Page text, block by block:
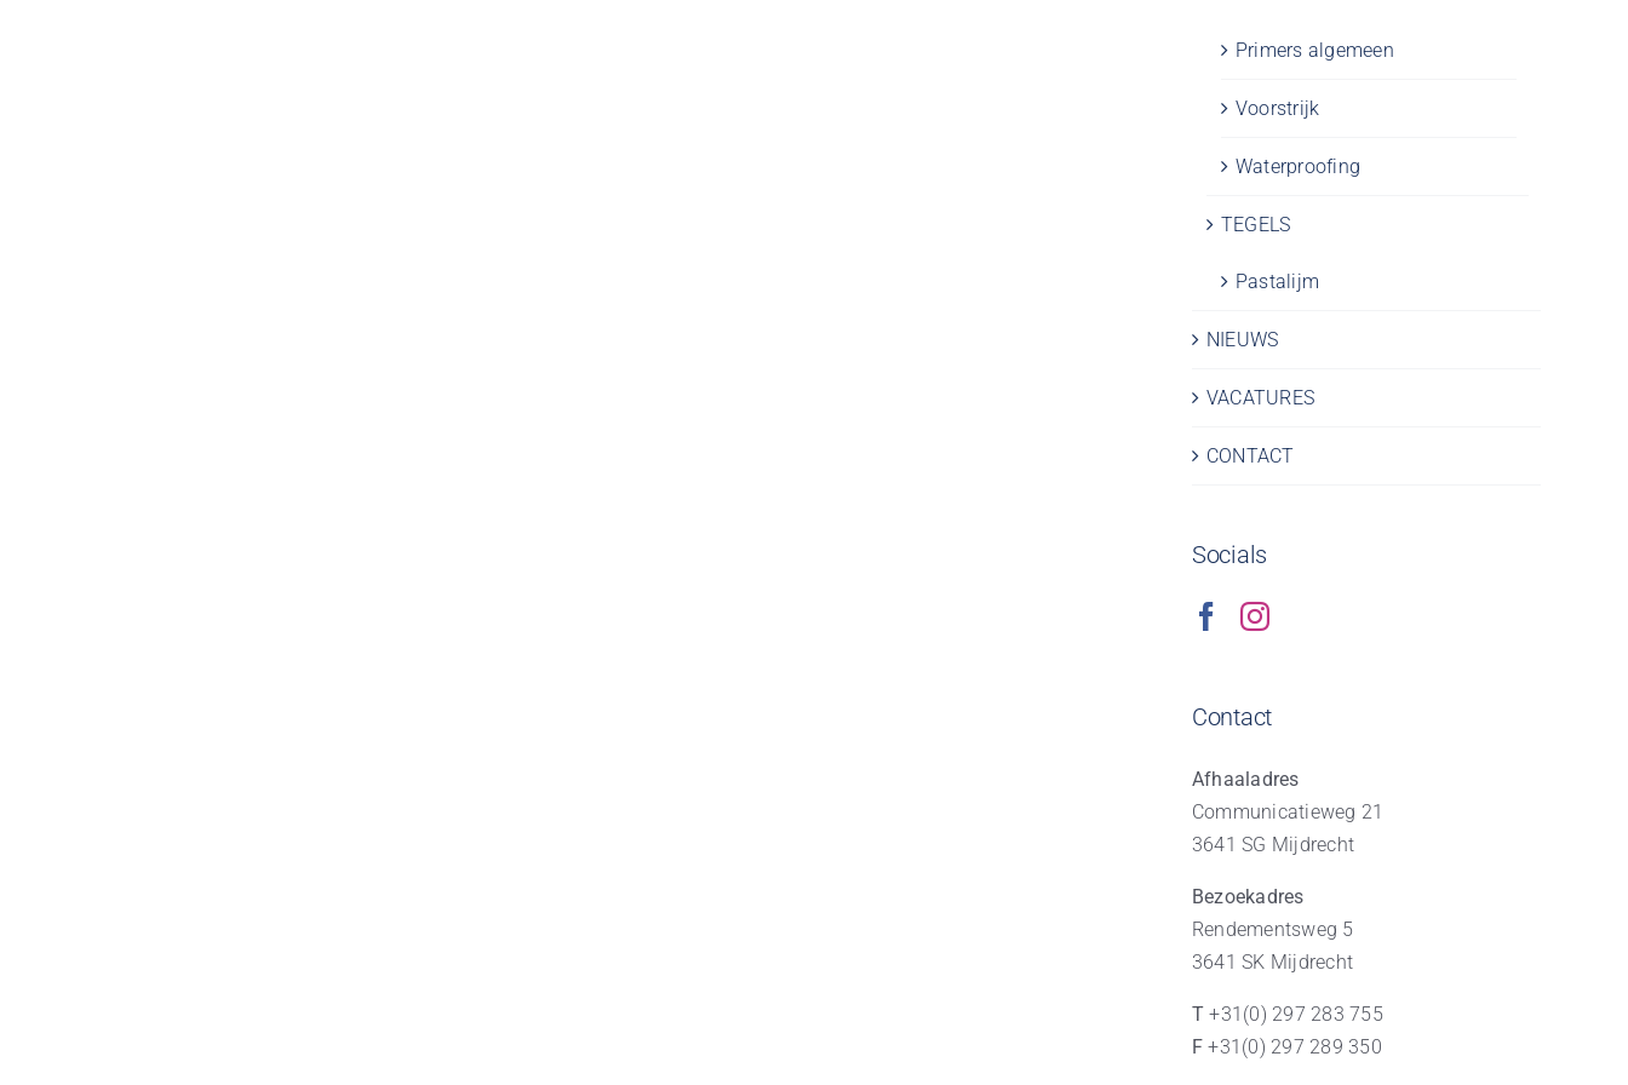
Primers algemeen
Voorstrijk
Waterproofing
TEGELS
Pastalijm
NIEUWS
VACATURES
CONTACT
Socials
Contact
Afhaaladres
Communicatieweg 21
3641 SG Mijdrecht
Bezoekadres
Rendementsweg 5
3641 SK Mijdrecht
T +31(0) 297 283 755
F +31(0) 297 289 350